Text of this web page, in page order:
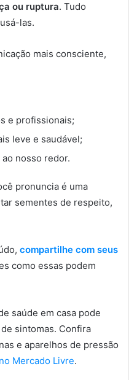
ou ruptura. Tudo
las.
mais consciente,
e profissionais;
leve e saudável;
nosso redor.
pronuncia é uma
sementes de respeito,
compartilhe com seus
como essas podem
saúde em casa pode
sintomas. Confira
e aparelhos de pressão
Mercado Livre.